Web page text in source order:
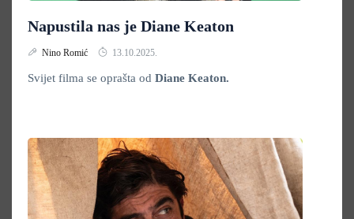
Napustila nas je Diane Keaton
Nino Romić 13.10.2025.
Svijet filma se oprašta od Diane Keaton.